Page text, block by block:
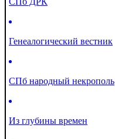
Генеалогический вестник
СПб народный некрополь
Из глубины времен